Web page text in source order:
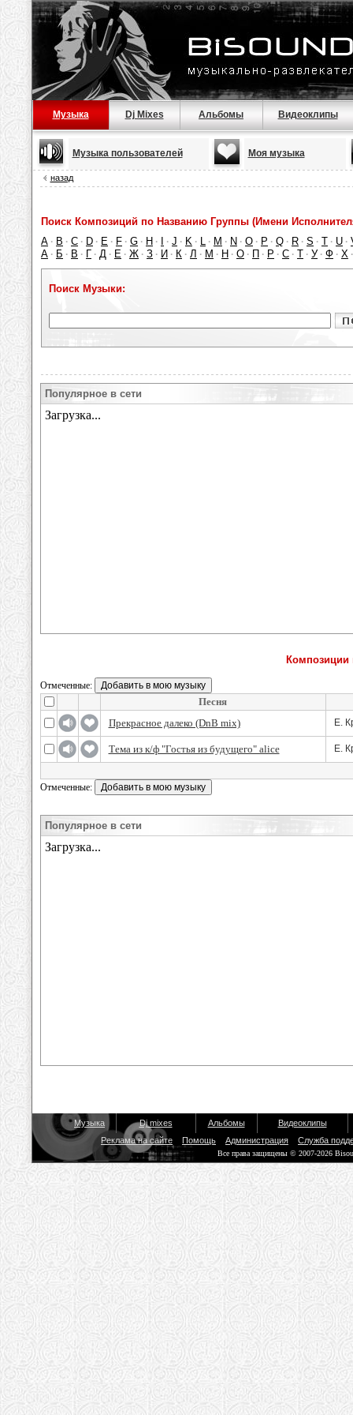
Музыка Dj Mixes Альбомы Видеоклипы
Музыка пользователей Моя музыка
назад
Поиск Композиций по Названию Группы (Имени
A · B · C · D · E · F · G · H · · J · K · L · M · N · O · P · Q · R · S · T · U ·
А · Б · В · Г · Д · Е · Ж · З · И · К · Л · М · Н · О · П · Р · С · Т · У · Ф · Х
Поиск Музыки:
Популярное в сети
Композиции
Отмеченные:
Песня
Прекрасное далеко (DnB mix)
Е.
Тема из к/ф "Гостья из будущего" alice Е.
Отмеченные:
Популярное в сети
Музыка Dj mixes Альбомы
Видеоклипы
Реклама на сайте
Помощь Администрация Служба
Все права защищены © 2007-2026